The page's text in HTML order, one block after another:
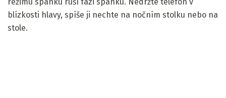
blízkosti hlavy, spíše ji nechte na nočním stolku nebo na
stole.